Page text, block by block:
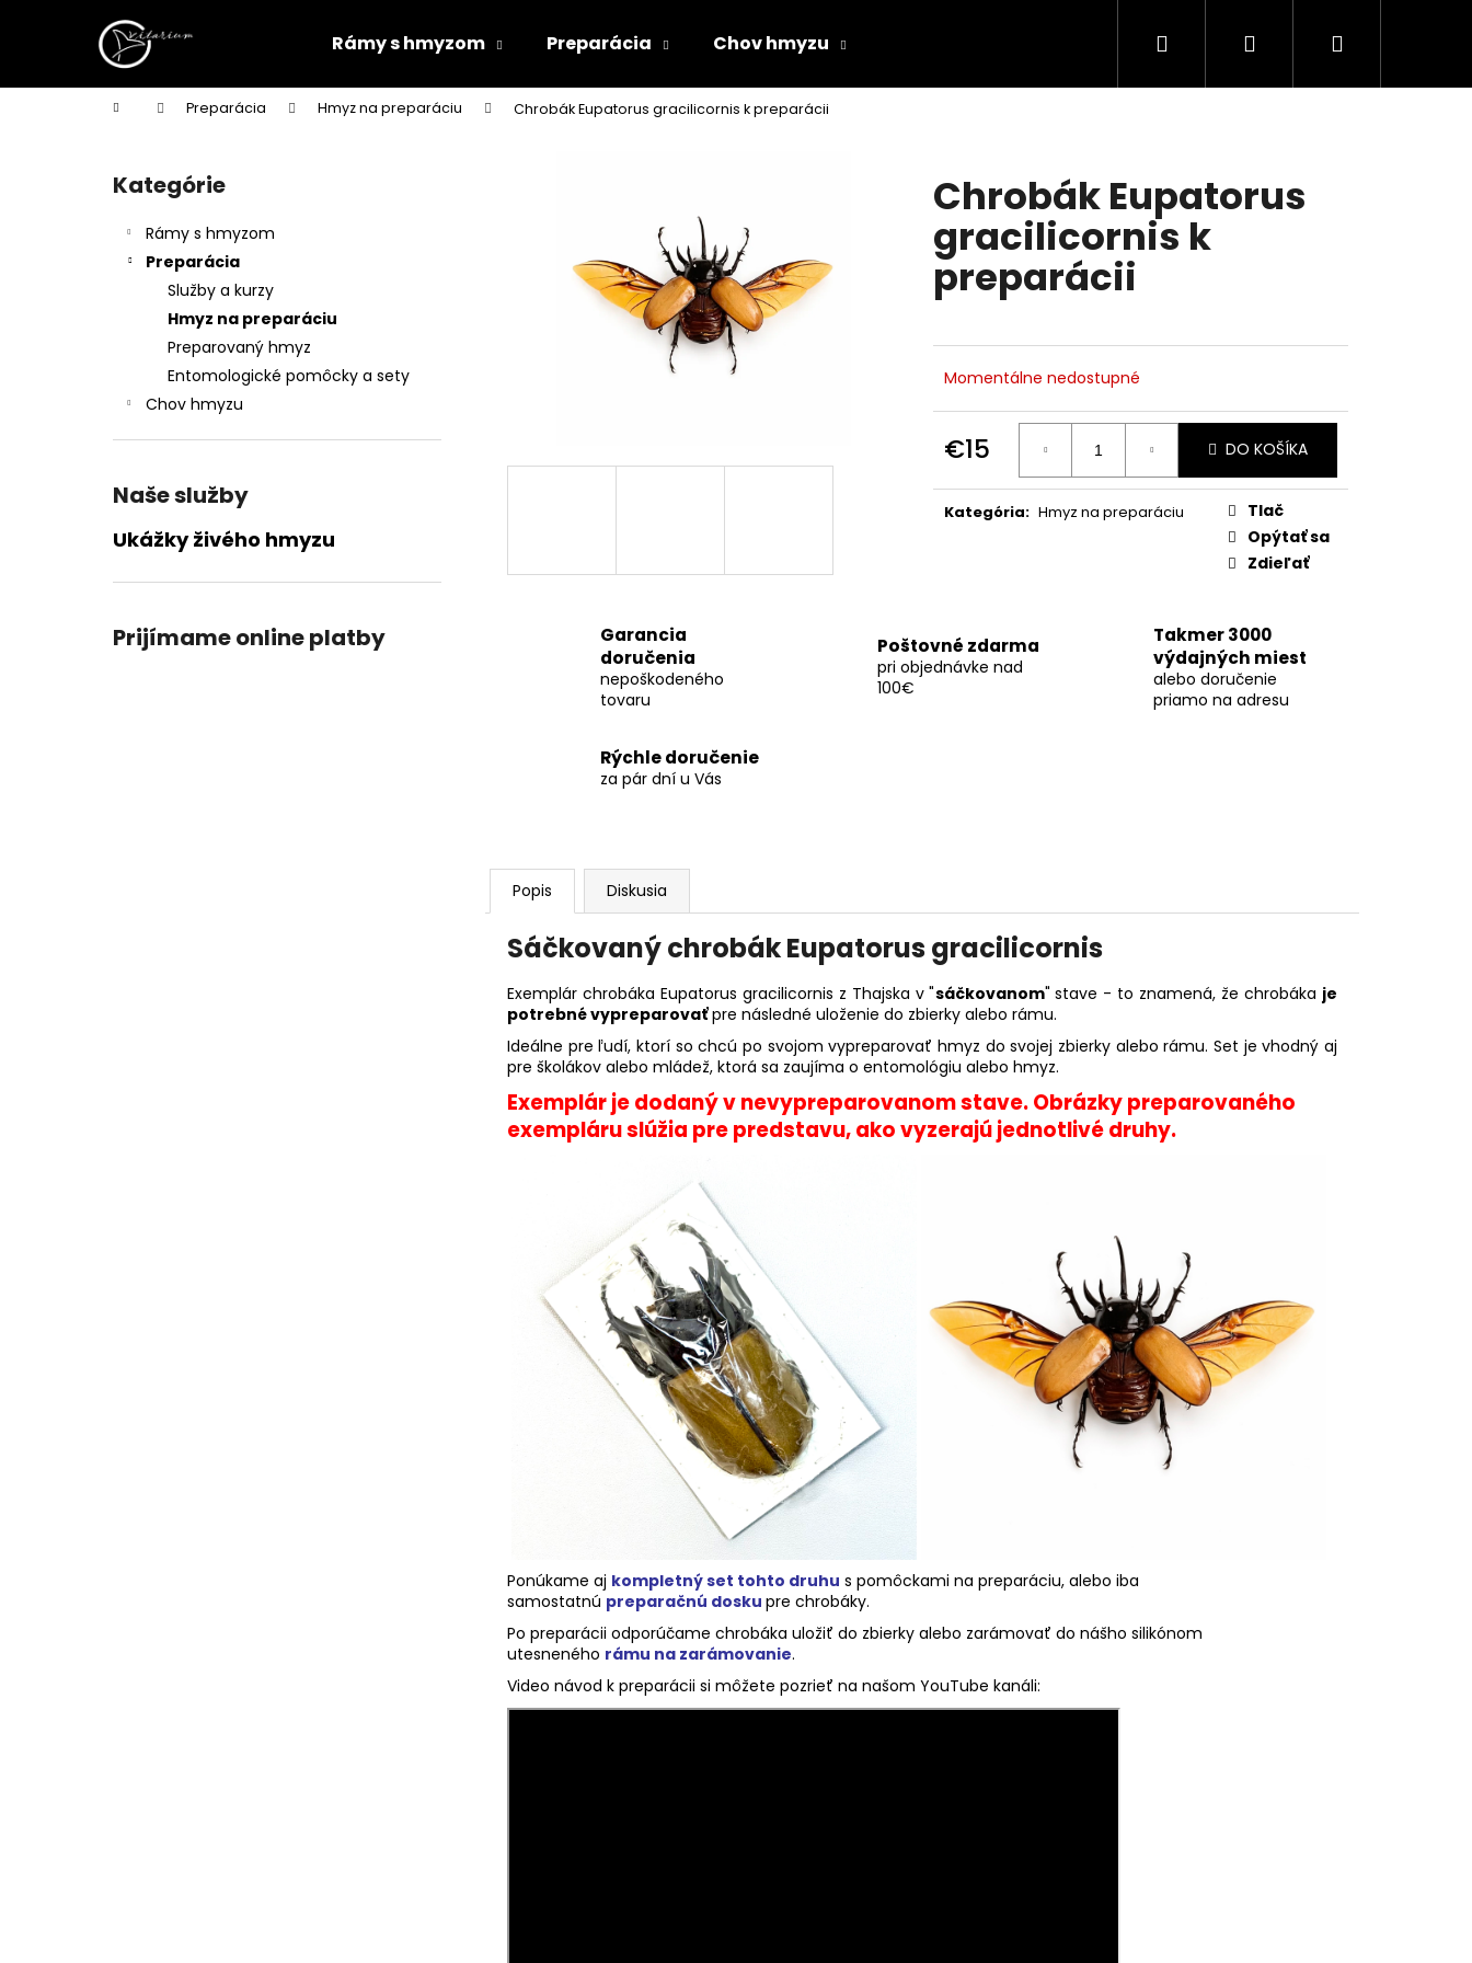
Rámy s hmyzom Preparácia Chov hmyzu Hľadať PrihlásenieNákupný
Domov Preparácia Hmyz na preparáciu Chrobák Eupatorus gracilicornis k preparácii
Preskočiť
kategórie
Kategórie
Rámy s hmyzom
Preparácia
Služby a kurzy
Hmyz na preparáciu
Preparovaný hmyz
Entomologické pomôcky a sety
Chov hmyzu
Naše služby
Ukážky živého hmyzu
Prijímame online platby
Chrobák Eupatorus
gracilicornis k
preparácii
Momentálne nedostupné
€15
Jednotková
cena:
DO KOŠÍKA
Kategória: Hmyz na preparáciu
Tlač
Opýtať sa
Zdieľať
Garancia
doručenia
nepoškodeného
tovaru
Poštovné zdarma
pri objednávke nad
100€
Takmer 3000
výdajných miest
alebo doručenie
priamo na adresu
Rýchle doručenie
za pár dní u Vás
Popis Diskusia
Sáčkovaný chrobák Eupatorus gracilicornis
Exemplár chrobáka Eupatorus gracilicornis z Thajska v "sáčkovanom" stave - to znamená, že chrobáka je
potrebné vypreparovaťpre následné uloženie do zbierky alebo rámu.
Ideálne pre ľudí, ktorí so chcú po svojom vypreparovať hmyz do svojej zbierky alebo rámu. Set je vhodný aj
pre školákov alebo mládež, ktorá sa zaujíma o entomológiu alebo hmyz.
Exemplár je dodaný v nevypreparovanom stave. Obrázky preparovaného
exempláru slúžia pre predstavu, ako vyzerajú jednotlivé druhy.
Ponúkame aj kompletný set tohto druhu s pomôckami na preparáciu, alebo iba
samostatnú preparačnú dosku pre chrobáky.
Po preparácii odporúčame chrobáka uložiť do zbierky alebo zarámovať do nášho silikónom
utesneného rámu na zarámovanie.
Video návod k preparácii si môžete pozrieť na našom YouTube kanáli:
í
Späť
do
Späť
do
Čo potrebujete nájsť?
Odporúčame